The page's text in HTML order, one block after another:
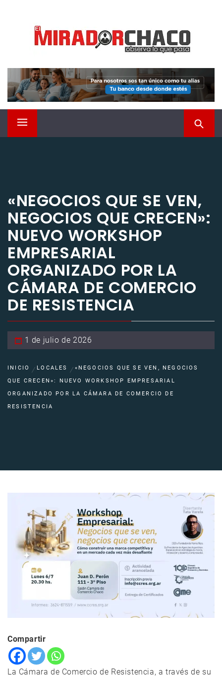
contenido
EL MIRADOR CHACO
Observá lo que pasa
Menú
«NEGOCIOS QUE SE VEN,
NEGOCIOS QUE CRECEN»:
NUEVO WORKSHOP
EMPRESARIAL
ORGANIZADO POR LA
CÁMARA DE COMERCIO
DE RESISTENCIA
1 de julio de 2026
INICIO LOCALES
«NEGOCIOS QUE SE VEN, NEGOCIOS
QUE CRECEN»: NUEVO WORKSHOP EMPRESARIAL
ORGANIZADO POR LA CÁMARA DE COMERCIO DE
RESISTENCIA
Compartir
La Cámara de Comercio de Resistencia, a través de su